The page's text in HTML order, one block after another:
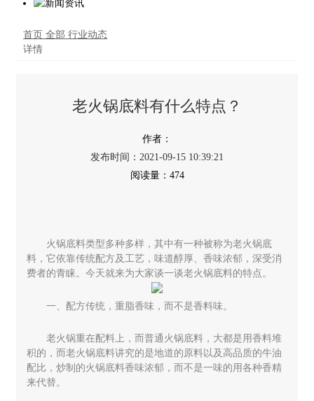
首页 全部 行业动态
详情
老火锅底料有什么特点？
2021-09-15 10:39:21
474
火锅底料类型多种多样，其中有一种被称为老火锅底
料，它依靠传统配方及工艺，味道醇厚、香味浓郁，深受消
费者的青睐。今天就来为大家谈一谈老火锅底料的特点。
一、配方传统，重脂香味，而不是香料味。
老火锅重在配料上，而普通火锅底料，大都是用香料堆
积的，而老火锅底料讲究的是地道的原料以及高品质的牛油
配比，炒制的火锅底料香味浓郁，而不是一味的用各种香精
来代替。